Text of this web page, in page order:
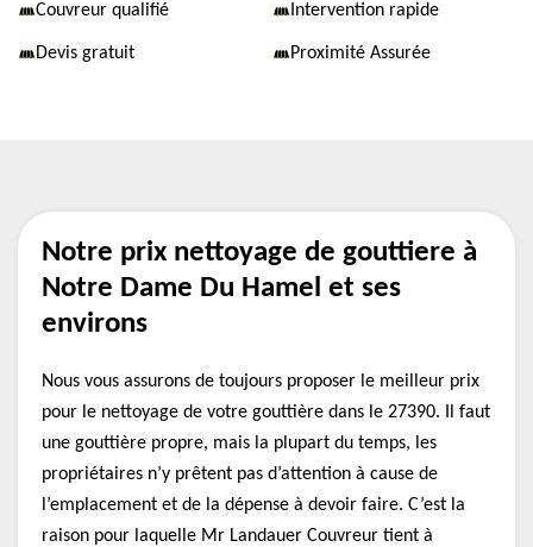
Couvreur qualifié Intervention rapide
Devis gratuit Proximité Assurée
Notre prix nettoyage de gouttiere à
Notre Dame Du Hamel et ses
environs
Nous vous assurons de toujours proposer le meilleur prix
pour le nettoyage de votre gouttière dans le 27390. Il faut
une gouttière propre, mais la plupart du temps, les
propriétaires n’y prêtent pas d’attention à cause de
l’emplacement et de la dépense à devoir faire. C’est la
raison pour laquelle Mr Landauer Couvreur tient à